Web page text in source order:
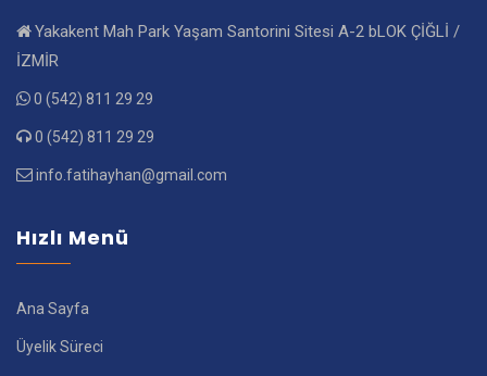
Yakakent Mah Park Yaşam Santorini Sitesi A-2 bLOK ÇİĞLİ /
İZMİR
0 (542) 811 29 29
0 (542) 811 29 29
info.fatihayhan@gmail.com
Hızlı Menü
Ana Sayfa
Üyelik Süreci